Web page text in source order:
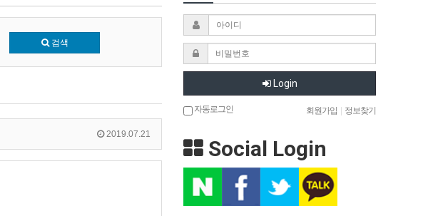
검색
2019.07.21
Login
자동로그인 회원가입 정보찾기
Social Login